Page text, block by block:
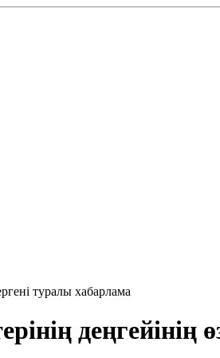
туралы хабарлама
деңгейінің